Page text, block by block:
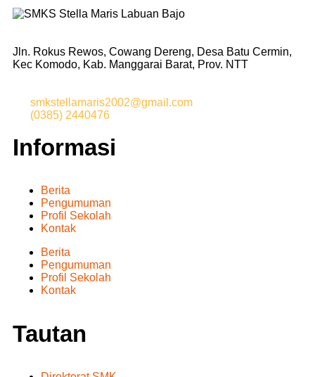
Jln. Rokus Rewos, Cowang Dereng, Desa Batu Cermin,
Kec Komodo, Kab. Manggarai Barat, Prov. NTT
smkstellamaris2002@gmail.com
(0385) 2440476
Informasi
Berita
Pengumuman
Profil Sekolah
Kontak
Berita
Pengumuman
Profil Sekolah
Kontak
Tautan